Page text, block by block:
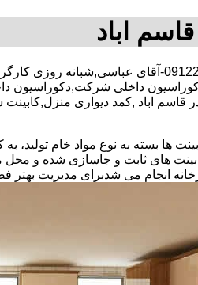
اباد
30 در صد تخفیف بیمه رایگان,09122809529-آقای
داخلی شرکت,دکوراسیون
قاسم اباد ,کمد دیواری
بسته به نوع مواد خام تولید، به
های ثابت و جاسازی شده و
انجام می شدبرای مدیریت بهتر